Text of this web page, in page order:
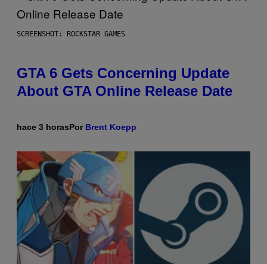
SCREENSHOT: ROCKSTAR GAMES
GTA 6 Gets Concerning Update
About GTA Online Release Date
hace 3 horasPor Brent Koepp